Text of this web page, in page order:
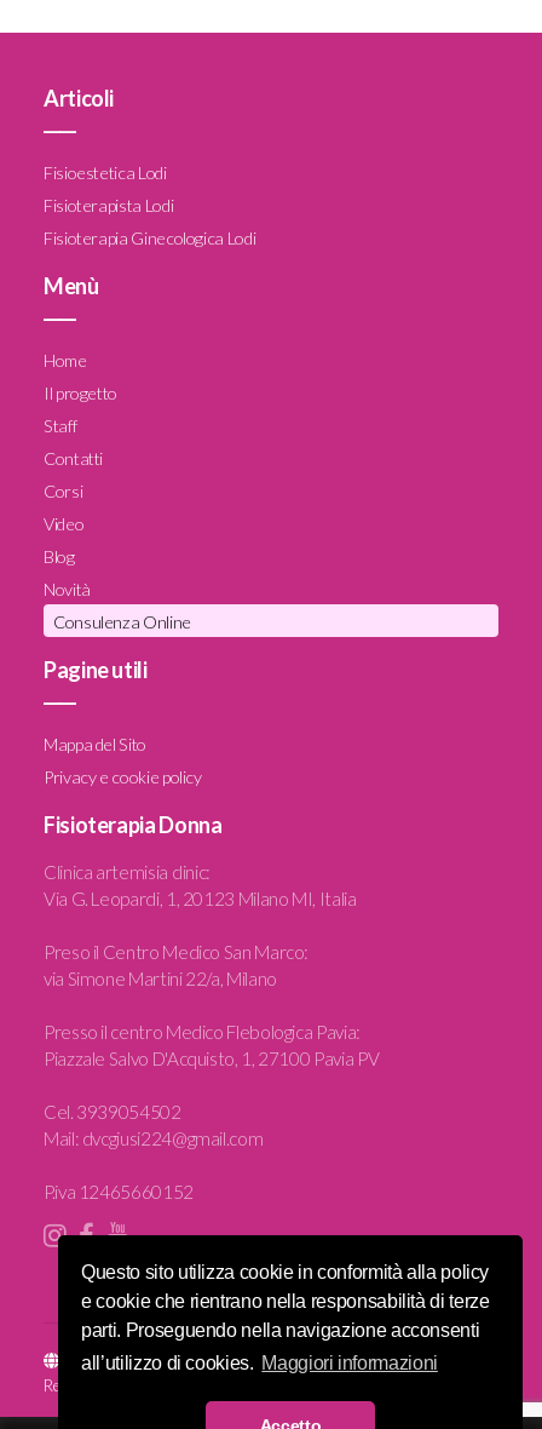
Questo sito utilizza cookie in conformità alla policy
e cookie che rientrano nella responsabilità di terze
parti. Proseguendo nella navigazione acconsenti
all’utilizzo di cookies. Maggiori informazioni
Articoli
Fisioestetica Lodi
Fisioterapista Lodi
Fisioterapia Ginecologica Lodi
Menù
Home
Il progetto
Staff
Contatti
Corsi
Video
Blog
Novità
Consulenza Online
Pagine utili
Mappa del Sito
Privacy e cookie policy
Fisioterapia Donna
Clinica artemisia clinic:
Via G. Leopardi, 1, 20123 Milano MI, Italia
Preso il Centro Medico San Marco:
via Simone Martini 22/a, Milano
Presso il centro Medico Flebologica Pavia:
Piazzale Salvo D'Acquisto, 1, 27100 Pavia PV
Cel. 3939054502
Mail: dvcgiusi224@gmail.com
P.iva 12465660152
Sito e posizionamento realizzato dall'Agenzia web MilanoWeb
Revolution.
© 2016 Fisioterapia Donna. Iscrizione all'albo n. 2826. All Rights